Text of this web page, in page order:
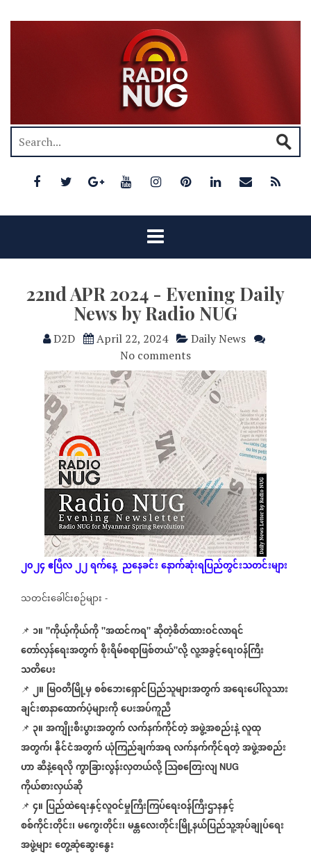
22nd APR 2024 - Evening Daily
News by Radio NUG
D2D April 22, 2024
Daily News
No comments
၂၀၂၄ဧပြီလ၂၂ရက်နေ့ ညနေခင်းနောက်ဆုံးရပြည်တွင်းသတင်းများ
သတင်းခေါင်းစဉ်များ -
📌 ၁။ "ကိုယ့်ကိုယ်ကို "အထင်ကရ" ဆိုတဲ့စိတ်ထားဝင်လာရင်
တော်လှန်ရေးအတွက်စိုးရိမ်စရာဖြစ်တယ်"လို့လူ့အခွင့်ရေးဝန်ကြီး
သတိပေး
📌 ၂။ မြဝတီမြို့မှစစ်ဘေးရှောင်ပြည်သူများအတွက်အရေးပေါ်လူသား
ချင်းစာနာထောက်ပံ့များကိုပေးအပ်ကူညီ
📌 ၃။အကျိုးစီးပွားအတွက်လက်နက်ကိုင်တဲ့အဖွဲ့အစည်းနဲ့လူထု
အတွက်၊နိုင်ငံအတွက်ယုံကြည်ချက်အရလက်နက်ကိုင်ရတဲ့အဖွဲ့အစည်း
ဟာဆီနဲ့ရေလိုကွာခြားလွန်းလှတယ်လို့သြစတြေးလျ NUG
ကိုယ်စားလှယ်ဆို
📌 ၄။ ပြည်ထဲရေးနှင့်လူဝင်မှုကြီးကြပ်ရေးဝန်ကြီးဌာနနှင့်
စစ်ကိုင်းတိုင်း၊မကွေးတိုင်း၊မန္တလေးတိုင်းမြို့နယ်ပြည်သူ့အုပ်ချုပ်ရေး
အဖွဲ့များတွေ့ဆုံဆွေးနွေး